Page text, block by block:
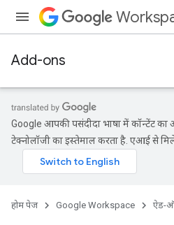
Add-ons
Google आपकी पसंदीदा भाषा में कॉन्टेंट
टेक्नोलॉजी का इस्तेमाल करता है. एआई से
होम पेज Google Workspace ऐड-